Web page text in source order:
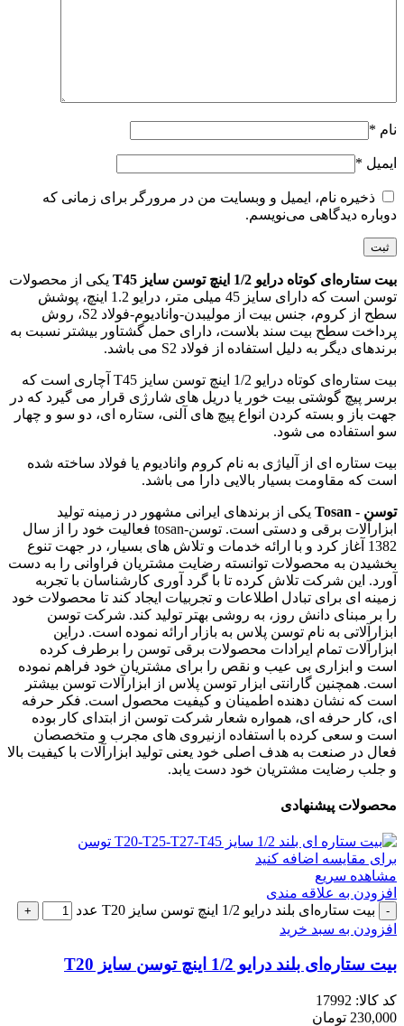
نام *
ایمیل *
ذخیره نام، ایمیل و وبسایت من در مرورگر برای زمانی که
دوباره دیدگاهی می‌نویسم.
بیت ستاره‌ای کوتاه درایو 1/2 اینچ توسن سایز T45
یکی از محصولات
توسن است که دارای سایز 45 میلی متر، درایو 1.2 اینچ، پوشش
سطح از کروم، جنس بیت از مولیبدن-وانادیوم-فولاد S2، روش
پرداخت سطح بیت سند بلاست، دارای حمل گشتاور بیشتر نسبت به
برندهای دیگر به دلیل استفاده از فولاد S2 می باشد.
بیت ستاره‌ای کوتاه درایو 1/2 اینچ توسن سایز T45 آچاری است که
برسر پیچ گوشتی بیت خور یا دریل های شارژی قرار می گیرد که در
جهت باز و بسته کردن انواع پیچ های آلنی، ستاره ای، دو سو و چهار
سو استفاده می شود.
بیت ستاره ای از آلیاژی به نام کروم وانادیوم یا فولاد ساخته شده
است که مقاومت بسیار بالایی دارا می باشد.
توسن - Tosan
یکی از برندهای ایرانی مشهور در زمینه تولید
ابزارآلات برقی و دستی است. توسن-tosan فعالیت خود را از سال
1382 آغاز کرد و با ارائه خدمات و تلاش های بسیار، در جهت تنوع
بخشیدن به محصولات توانسته رضایت مشتریان فراوانی را به دست
آورد. این شرکت تلاش کرده تا با گرد آوری کارشناسان با تجربه
زمینه ای برای تبادل اطلاعات و تجربیات ایجاد کند تا محصولات خود
را بر مبنای دانش روز، به روشی بهتر تولید کند. شرکت توسن
ابزارآلاتی به نام توسن پلاس به بازار ارائه نموده است. دراین
ابزارآلات تمام ایرادات محصولات برقی توسن را برطرف کرده
است و ابزاری بی عیب و نقص را برای مشتریان خود فراهم نموده
است. همچنین گارانتی ابزار توسن پلاس از ابزارآلات توسن بیشتر
است که نشان دهنده اطمینان و کیفیت محصول است. فکر حرفه
ای، کار حرفه ای، همواره شعار شرکت توسن از ابتدای کار بوده
است و سعی کرده با استفاده ازنیروی های مجرب و متخصصان
فعال در صنعت به هدف اصلی خود یعنی تولید ابزارآلات با کیفیت بالا
و جلب رضایت مشتریان خود دست یابد.
محصولات پیشنهادی
برای مقایسه اضافه کنید
مشاهده سریع
افزودن به علاقه مندی
بیت ستاره‌ای بلند درایو 1/2 اینچ توسن سایز T20 عدد
افزودن به سبد خرید
بیت ستاره‌ای بلند درایو 1/2 اینچ توسن سایز T20
کد کالا: 17992
230,000 تومان